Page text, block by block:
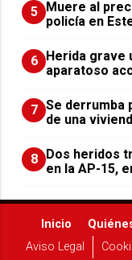
5 Muere al
policía en
6 Herida grave
aparatoso
7 Se derrumba
de una
8 Dos heridos
en la AP-15,
Inicio
Aviso Legal